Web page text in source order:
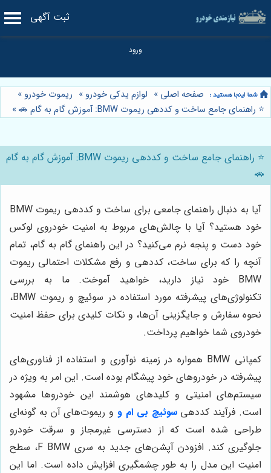
ثبت آگهی
صفحه اصلی » لوازم یدکی خودرو » ریموت خودرو »
⭐️ راهنمای جامع ساخت و کددهی ریموت BMW: آموزش گام به گام 🚗
»
⭐️ راهنمای جامع ساخت و کددهی ریموت BMW: آموزش گام به گام
🚗
آیا به دنبال راهنمای جامعی برای ساخت و کددهی ریموت BMW
خود هستید؟ آیا با چالش‌های مربوط به امنیت خودروی لوکس
خود دست و پنجه نرم می‌کنید؟ در این راهنمای گام به گام، تمام
آنچه را که برای ساخت، کددهی و رفع مشکلات احتمالی ریموت
BMW خود نیاز دارید، خواهید آموخت. ما به بررسی
تکنولوژی‌های پیشرفته مورد استفاده در سوئیچ و ریموت BMW،
نحوه سفارش و جایگزینی آن‌ها، و نکات کلیدی برای حفظ امنیت
خودروی شما خواهیم پرداخت.
کمپانی BMW همواره در زمینه نوآوری و استفاده از فناوری‌های
پیشرفته در خودروهای خود پیشگام بوده است. این امر به ویژه در
سیستم‌های امنیتی و کلیدهای هوشمند این خودروها مشهود
است. فرآیند کددهیسوئیچ بی ام وو ریموت‌های آن به گونه‌ای
طراحی شده است که از دسترسی غیرمجاز و سرقت خودرو
جلوگیری کند. افزودن آپشن‌های جدید به سری F BMW، سطح
امنیت این مدل را به طور چشمگیری افزایش داده است. اما این